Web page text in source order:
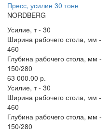
Пресс, усилие 30 тонн
NORDBERG
Усилие, т - 30
Ширина рабочего стола, мм -
460
Глубина рабочего стола, мм -
150/280
63 000.00 р.
Усилие, т - 30
Ширина рабочего стола, мм -
460
Глубина рабочего стола, мм -
150/280